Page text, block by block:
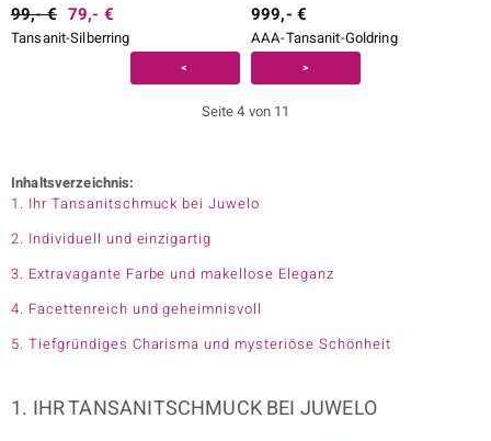
99,- € 79,- €
Tansanit-Silberring
999,- €
AAA-Tansanit-Goldring
< >
Seite 4 von 11
Inhaltsverzeichnis:
1. Ihr Tansanitschmuck bei Juwelo
2. Individuell und einzigartig
3. Extravagante Farbe und makellose Eleganz
4. Facettenreich und geheimnisvoll
5. Tiefgründiges Charisma und mysteriöse Schönheit
1. IHR TANSANITSCHMUCK BEI JUWELO